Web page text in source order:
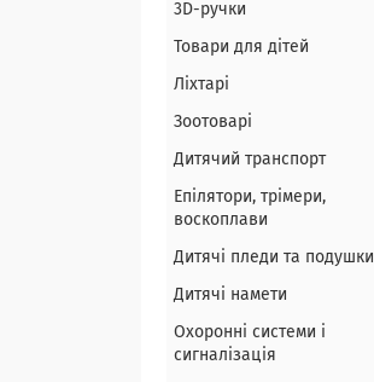
3D-ручки
Товари для дітей
Ліхтарі
Зоотоварі
Дитячий транспорт
Епілятори, трімери,
воскоплави
Дитячі пледи та подушки
Дитячі намети
Охоронні системи і
сигналізація